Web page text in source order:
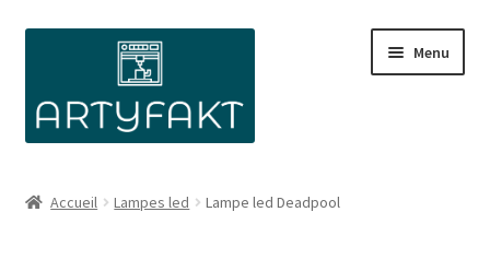
navigation
Menu
Accueil Lampes led Lampe led Deadpool